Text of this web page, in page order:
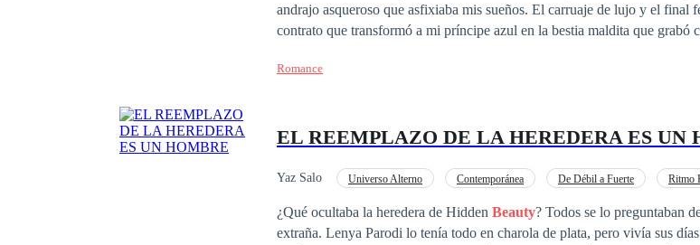
andrajo asqueroso que asfixiaba mis sueños. El carruaje de lujo y el final
contrato que transformó a mi príncipe azul en la bestia maldita que grabó
un imperio. La bella era solo una pieza en mi juego, pero ella no tenía
Romance
EL REEMPLAZO DE LA HEREDERA ES UN
Yaz Salo Universo Alterno Contemporánea De Débil a Fuerte Ritmo
¿Qué ocultaba la heredera de Hidden Beauty? Todos se lo preguntaban
extraña. Lenya Parodi lo tenía todo en charola de plata, pero vivía sus